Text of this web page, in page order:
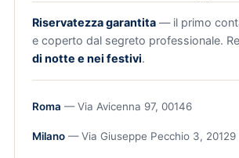
Riservatezza garantita — il primo
e coperto dal segreto professionale.
di notte e nei festivi.
Roma — Via Avicenna 97, 00146
Milano — Via Giuseppe Pecchio 3, 20129